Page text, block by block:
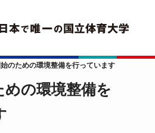
のための環境整備を行っています
めの環境整備を